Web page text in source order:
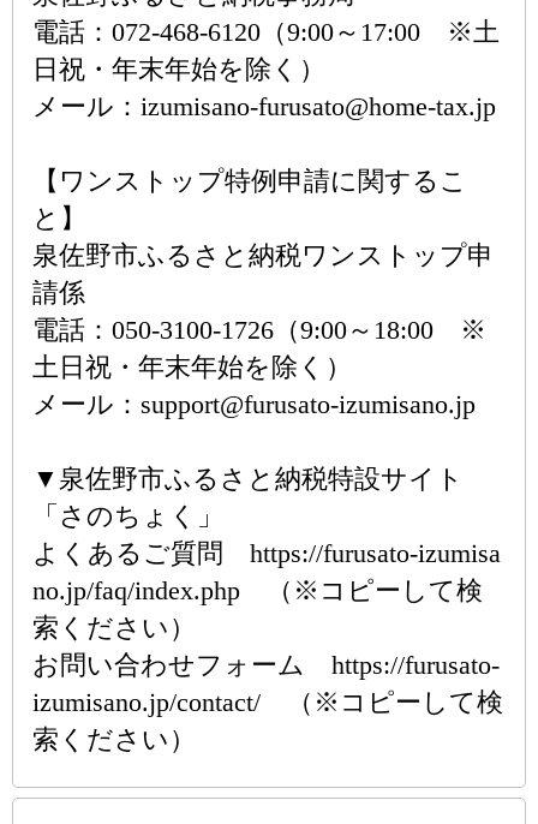
電話：072-468-6120（9:00～17:00 ※土
日祝・年末年始を除く）
メール：izumisano-furusato@home-tax.jp
【ワンストップ特例申請に関するこ
と】
泉佐野市ふるさと納税ワンストップ申
請係
電話：050-3100-1726（9:00～18:00 ※
土日祝・年末年始を除く）
メール：support@furusato-izumisano.jp
▼泉佐野市ふるさと納税特設サイト
「さのちょく」
よくあるご質問 https://furusato-izumisa
no.jp/faq/index.php （※コピーして検
索ください）
お問い合わせフォーム https://furusato-
izumisano.jp/contact/ （※コピーして検
索ください）